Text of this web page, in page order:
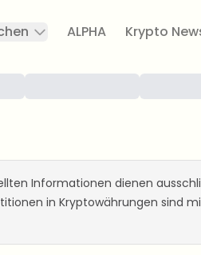
ALPHA Krypto
Informationen dienen
in Kryptowährungen sind